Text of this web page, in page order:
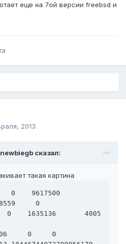
еще на 7ой версии freebsd и
2013
сказал:
такая картина
0
0     0